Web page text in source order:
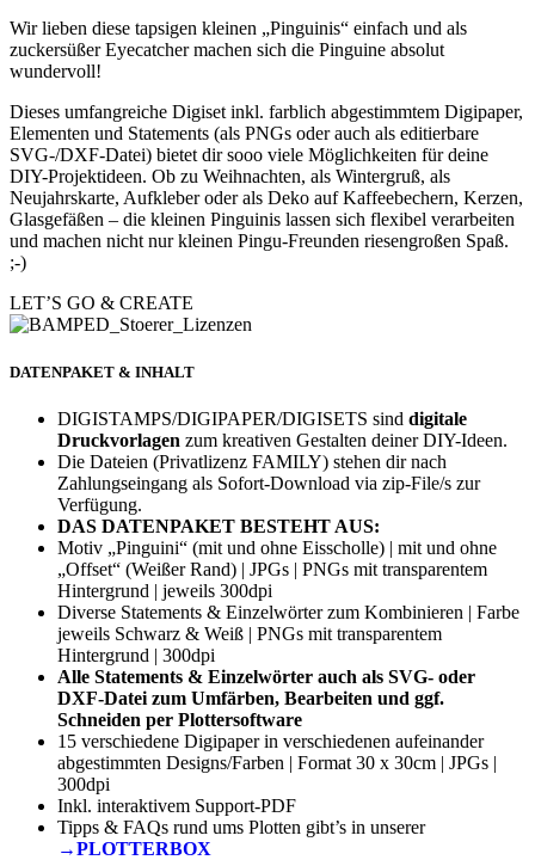
Wir lieben diese tapsigen kleinen „Pinguinis“ einfach und als
zuckersüßer Eyecatcher machen sich die Pinguine absolut
wundervoll!
Dieses umfangreiche Digiset inkl. farblich abgestimmtem Digipaper,
Elementen und Statements (als PNGs oder auch als editierbare
SVG-/DXF-Datei) bietet dir sooo viele Möglichkeiten für deine
DIY-Projektideen. Ob zu Weihnachten, als Wintergruß, als
Neujahrskarte, Aufkleber oder als Deko auf Kaffeebechern, Kerzen,
Glasgefäßen – die kleinen Pinguinis lassen sich flexibel verarbeiten
und machen nicht nur kleinen Pingu-Freunden riesengroßen Spaß.
;-)
LET’S GO & CREATE
DATENPAKET & INHALT
DIGISTAMPS/DIGIPAPER/DIGISETS sind digitale
Druckvorlagen zum kreativen Gestalten deiner DIY-Ideen.
Die Dateien (Privatlizenz FAMILY) stehen dir nach
Zahlungseingang als Sofort-Download via zip-File/s zur
Verfügung.
DAS DATENPAKET BESTEHT AUS:
Motiv „Pinguini“ (mit und ohne Eisscholle) | mit und ohne
„Offset“ (Weißer Rand) | JPGs | PNGs mit transparentem
Hintergrund | jeweils 300dpi
Diverse Statements & Einzelwörter zum Kombinieren | Farbe
jeweils Schwarz & Weiß | PNGs mit transparentem
Hintergrund | 300dpi
Alle Statements & Einzelwörter auch als SVG- oder
DXF-Datei zum Umfärben, Bearbeiten und ggf.
Schneiden per Plottersoftware
15 verschiedene Digipaper in verschiedenen aufeinander
abgestimmten Designs/Farben | Format 30 x 30cm | JPGs |
300dpi
Inkl. interaktivem Support-PDF
Tipps & FAQs rund ums Plotten gibt’s in unserer
→PLOTTERBOX